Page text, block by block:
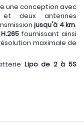
une conception avec
deux antennes
jusqu'à 4 km.
H.265fournissant ainsi
maximale de
Lipo de 2 à 5S